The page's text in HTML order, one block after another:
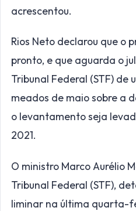
acrescentou.
Rios Neto declarou que o
pronto, e que aguarda o
Tribunal Federal (STF) de
meados de maio sobre a
o levantamento seja
2021.
O ministro Marco Aurélio
Tribunal Federal (STF),
liminar na última quarta-